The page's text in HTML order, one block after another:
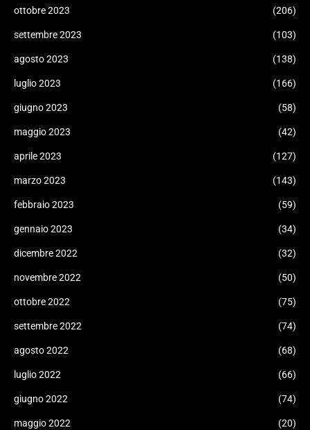
ottobre 2023 (206)
settembre 2023 (103)
agosto 2023 (138)
luglio 2023 (166)
giugno 2023 (58)
maggio 2023 (42)
aprile 2023 (127)
marzo 2023 (143)
febbraio 2023 (59)
gennaio 2023 (34)
dicembre 2022 (32)
novembre 2022 (50)
ottobre 2022 (75)
settembre 2022 (74)
agosto 2022 (68)
luglio 2022 (66)
giugno 2022 (74)
maggio 2022 (20)